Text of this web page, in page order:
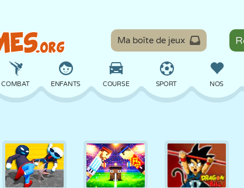
Ma boîte de jeux
COMBAT ENFANTS COURSE SPORT NOS
DÉFENSE DINOSAURE CONDUITE ÉDUCATIF ÉVASION